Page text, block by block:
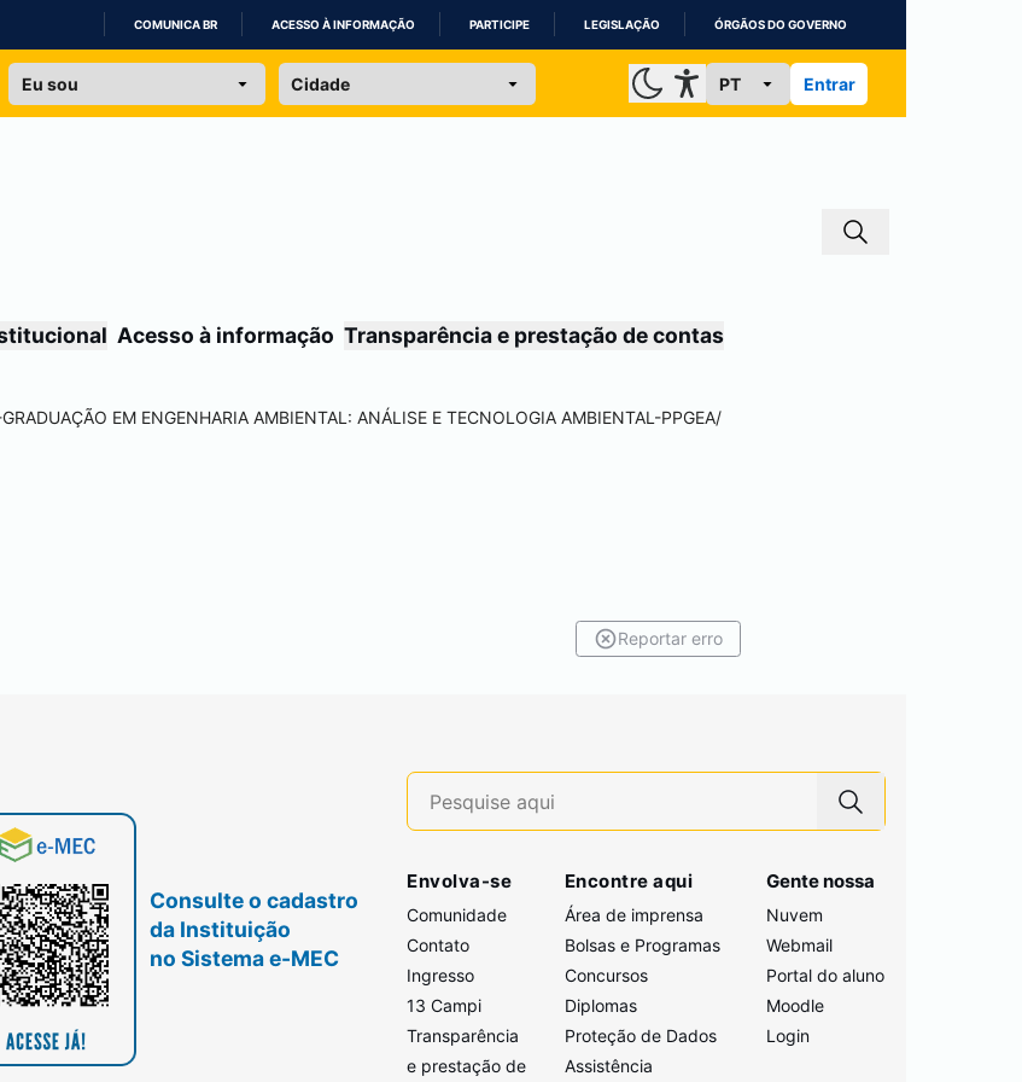
IR
COMUNICA BR ACESSO À INFORMAÇÃO PARTICIPE LEGISLAÇÃO ÓRGÃOS DO GOVERNO
Entrar
Acesso à informação Transparência e prestação de contas
EM ENGENHARIA AMBIENTAL: ANÁLISE E TECNOLOGIA AMBIENTAL-PPGEA/
Reportar erro
Consulte o cadastro
da Instituição
no Sistema e-MEC
Envolva-se
Comunidade
Contato
Ingresso
13 Campi
Transparência
e prestação de
Encontre aqui
Área de imprensa
Bolsas e Programas
Concursos
Diplomas
Proteção de Dados
Assistência
Gente nossa
Nuvem
Webmail
Portal do aluno
Moodle
Login